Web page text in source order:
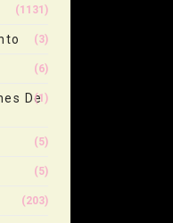
(1131)
(3)
(6)
De(1)
(5)
(5)
(203)